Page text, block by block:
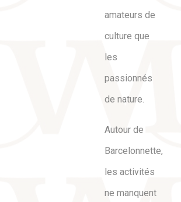
amateurs de
culture que
les
passionnés
de nature.
Autour de
Barcelonnette,
les activités
ne manquent